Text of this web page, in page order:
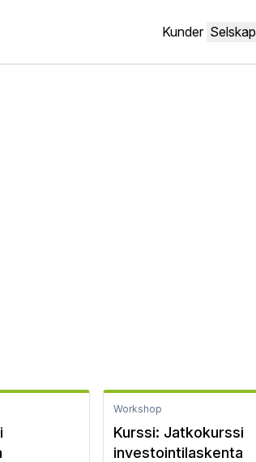
Kunder Selskap
Workshop
Kurssi: Jatkokurssi
investointilaskenta